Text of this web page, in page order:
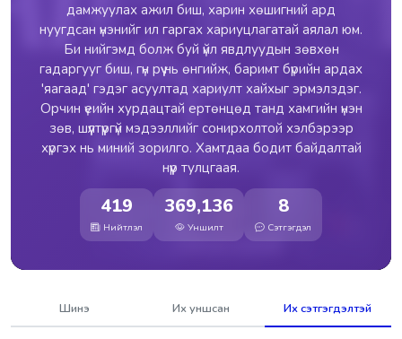
дамжуулах ажил биш, харин хөшигний ард
нуугдсан үнэнийг ил гаргах хариуцлагатай аялал юм.
Би нийгэмд болж буй үйл явдлуудын зөвхөн
гадаргууг биш, гүн рүү нь өнгийж, баримт бүрийн ардах
'яагаад' гэдэг асуултад хариулт хайхыг эрмэлздэг.
Орчин үеийн хурдацтай ертөнцөд танд хамгийн үнэн
зөв, шүүлтүүргүй мэдээллийг сонирхолтой хэлбэрээр
хүргэх нь миний зорилго. Хамтдаа бодит байдалтай
нүүр тулцгаая.
419
Нийтлэл
369,136
Уншилт
8
Сэтгэгдэл
Шинэ Их уншсан Их сэтгэгдэлтэй